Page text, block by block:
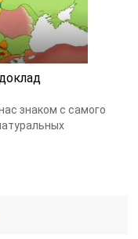
знаком с самого